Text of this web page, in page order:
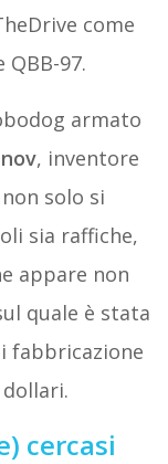
come
97.
armato
, inventore
solo si
sia raffiche,
appare non
quale è stata
fabbricazione
cercasi